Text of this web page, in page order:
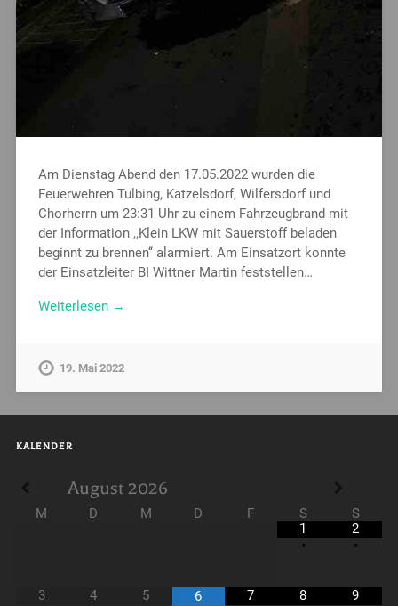
Am Dienstag Abend den 17.05.2022 wurden die
Feuerwehren Tulbing, Katzelsdorf, Wilfersdorf und
Chorherrn um 23:31 Uhr zu einem Fahrzeugbrand mit
der Information ,,Klein LKW mit Sauerstoff beladen
beginnt zu brennen‘‘ alarmiert. Am Einsatzort konnte
der Einsatzleiter BI Wittner Martin feststellen…
Weiterlesen →
19. Mai 2022
KALENDER
August 2026
M D M D F S
S
1
•
2
•
3 4 5 6
7
8
9